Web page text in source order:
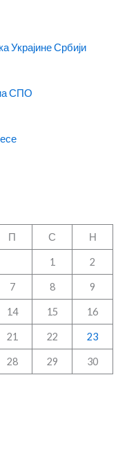
Украјине Србији
СПО
П С Н
1 2
7 8 9
14 15 16
21 22 23
28 29 30